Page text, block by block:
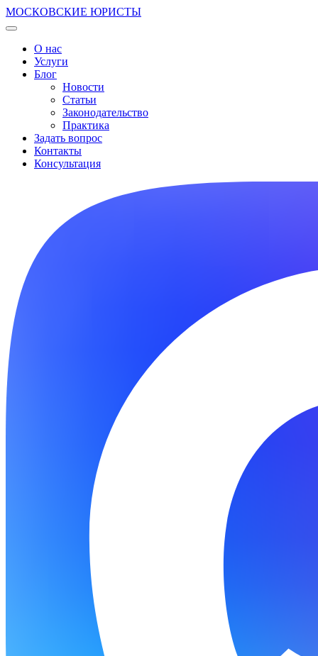
МОСКОВСКИЕ ЮРИСТЫ
О нас
Услуги
Блог
Новости
Статьи
Законодательство
Практика
Задать вопрос
Контакты
Консультация